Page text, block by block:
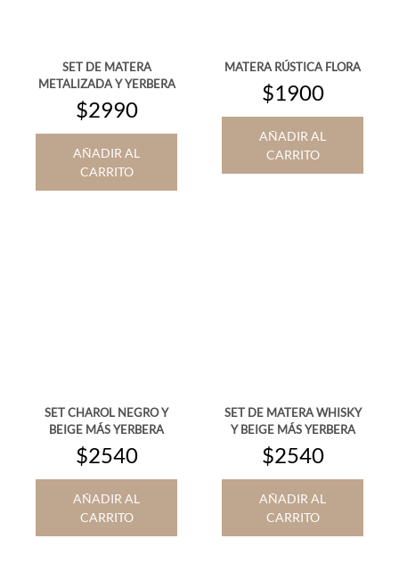
SET DE MATERA
METALIZADA Y YERBERA
$2990
AÑADIR AL
CARRITO
MATERA RÚSTICA FLORA
$1900
AÑADIR AL
CARRITO
SET CHAROL NEGRO Y
BEIGE MÁS YERBERA
$2540
AÑADIR AL
CARRITO
SET DE MATERA WHISKY
Y BEIGE MÁS YERBERA
$2540
AÑADIR AL
CARRITO